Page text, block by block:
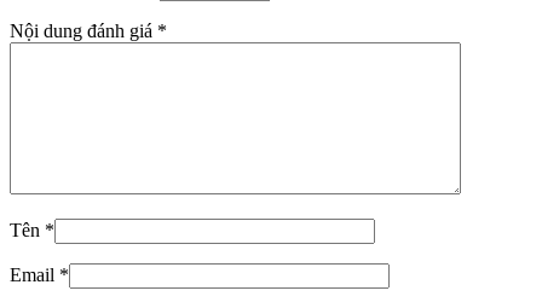
Nội dung đánh giá *
Tên *
Email *